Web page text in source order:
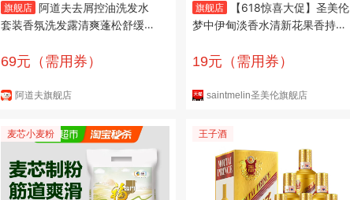
旗舰店 阿道夫去屑控油洗发水
套装香氛洗发露清爽蓬松舒缓头
发液518ml*3瓶
69元（需用券）
阿道夫旗舰店
旗舰店
【618惊喜大促】圣美伦
梦中伊甸淡香水清新花果香持久
19元（需用券）
saintmelin圣美伦旗舰店
麦芯小麦粉 王子酒